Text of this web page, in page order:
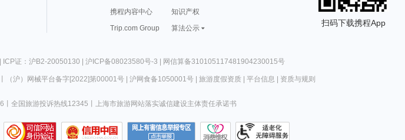
携程内容中心
知识产权
Trip.com Group
算法公示
扫码下载携程App
ICP证：沪B2-20050130 | 沪ICP备08023580号-3 | 网信算备310105117481904230015号
（沪）网械平台备字[2022]第00001号| 沪网食备1050001号| 旅游度假资质| 平台信息 资质与规则
全国旅游投诉热线12345 上海市旅游网站落实诚信建设主体责任承诺书